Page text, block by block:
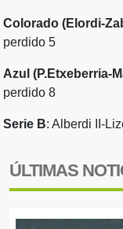
Colorado (Elordi-
perdido 5
Azul (P.Etxeberria-
perdido 8
Serie B: Alberdi II-
ÚLTIMAS